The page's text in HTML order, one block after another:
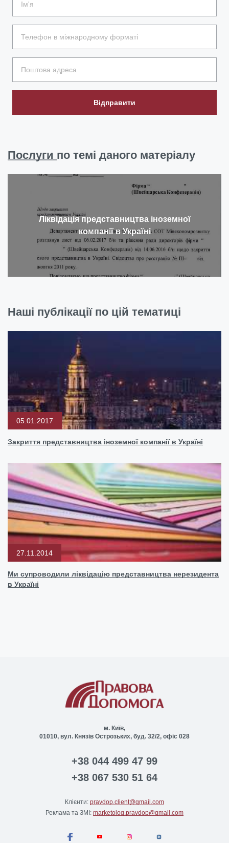
Відправити
Послуги по темі даного матеріалу
Ліквідація представництва іноземної
компанії в Україні
Наші публікації по цій тематиці
05.01.2017
Закриття представництва іноземної компанії в Україні
27.11.2014
Ми супроводили ліквідацію представництва нерезидента
в Україні
м. Київ,
01010, вул. Князів Острозьких, буд. 32/2, офіс 028
+38 044 499 47 99
+38 067 530 51 64
Клієнти: pravdop.client@gmail.com
Реклама та ЗМІ: marketolog.pravdop@gmail.com